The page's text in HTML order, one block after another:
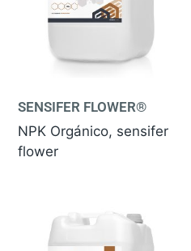
SENSIFER FLOWER®
NPK Orgánico, sensifer
flower